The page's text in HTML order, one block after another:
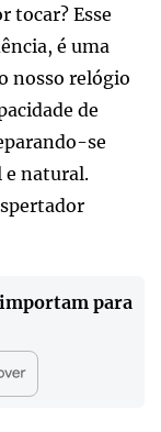
tocar? Esse
é uma
nosso relógio
de
se
e natural.
para